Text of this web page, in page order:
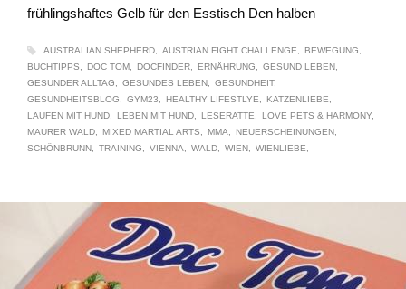
frühlingshaftes Gelb für den Esstisch Den halben
AUSTRALIAN SHEPHERD AUSTRIAN FIGHT CHALLENGE
BEWEGUNG
BUCHTIPPS
DOC TOM DOCFINDER ERNÄHRUNG
GESUND LEBEN
GESUNDER ALLTAG
GESUNDES LEBEN
GESUNDHEIT
GESUNDHEITSBLOG
GYM23 HEALTHY LIFESTLYE
KATZENLIEBE
LAUFEN MIT HUND
LEBEN MIT HUND LESERATTE
LOVE PETS & HARMONY
MAURER WALD
MIXED MARTIAL ARTS MMA
NEUERSCHEINUNGEN
SCHÖNBRUNN
TRAINING VIENNA WALD WIEN WIENLIEBE